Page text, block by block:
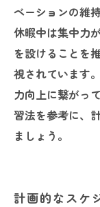
ベーションの維
休暇中は集中力
を設けることを
視されています
力向上に繋がっ
習法を参考に、
ましょう。
計画的なスケ